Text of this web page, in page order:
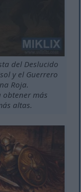
del Deslucido
y el Guerrero
Roja.
obtener más
altas.